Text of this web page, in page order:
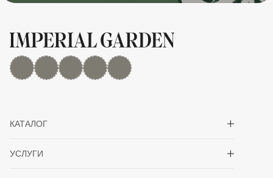
MAX Дзен YouTuberutubeTelegram
КАТАЛОГ
УСЛУГИ